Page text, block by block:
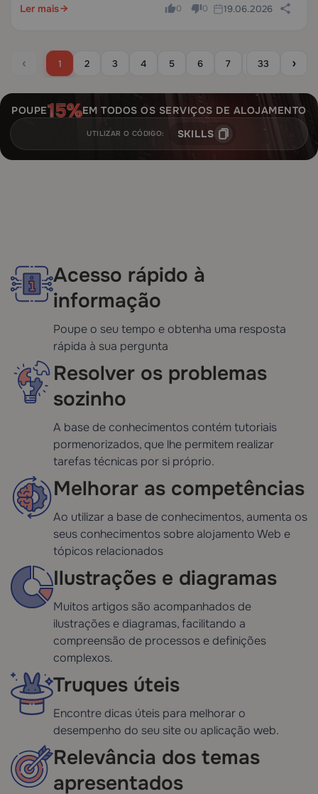
Ler mais 0 0 19.06.2026
‹ 1 2 3 4 5 6 7 833 ›
POUPE EM TODOS OS SERVIÇOS DE ALOJAMENTO
UTILIZAR O CÓDIGO: SKILLS
Acesso rápido à
informação
Poupe o seu tempo e obtenha uma resposta
rápida à sua pergunta
Resolver os problemas
sozinho
A base de conhecimentos contém tutoriais
pormenorizados, que lhe permitem realizar
tarefas técnicas por si próprio.
Melhorar as competências
Ao utilizar a base de conhecimentos, aumenta os
seus conhecimentos sobre alojamento Web e
tópicos relacionados
Ilustrações e diagramas
Muitos artigos são acompanhados de
ilustrações e diagramas, facilitando a
compreensão de processos e definições
complexos.
Truques úteis
Encontre dicas úteis para melhorar o
desempenho do seu site ou aplicação web.
Relevância dos temas
apresentados